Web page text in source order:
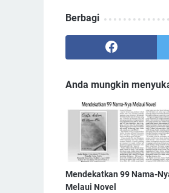
Berbagi
Anda mungkin
Mendekatkan 99 Nama-
Melaui Novel